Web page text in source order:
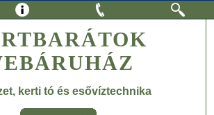
kerti tó és esővíztechnika